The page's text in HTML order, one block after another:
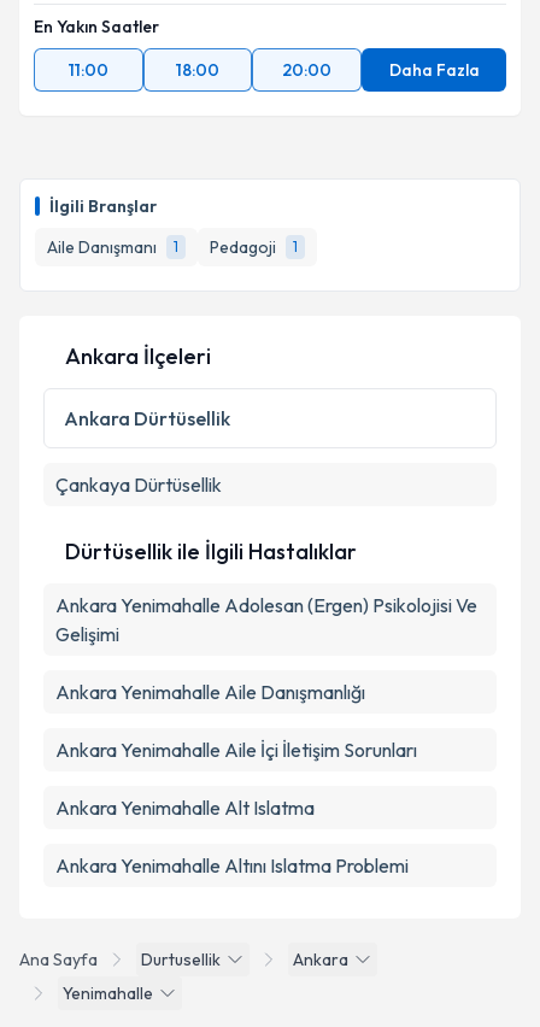
İlgili Branşlar
Aile Danışmanı
1 Pedagoji 1
En Yakın Saatler
11:00
18:00 20:00 Daha Fazla
Ana Sayfa Durtusellik
Ankara
Yenimahalle
Ankara İlçeleri
Ankara Dürtüsellik
Çankaya Dürtüsellik
Dürtüsellik ile İlgili Hastalıklar
Ankara Yenimahalle Adolesan (Ergen) Psikolojisi Ve
Gelişimi
Ankara Yenimahalle Aile Danışmanlığı
Ankara Yenimahalle Aile İçi İletişim Sorunları
Ankara Yenimahalle Alt Islatma
Ankara Yenimahalle Altını Islatma Problemi